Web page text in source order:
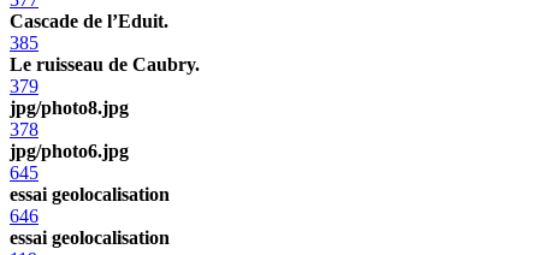
Cascade de l’Eduit.
385
Le ruisseau de Caubry.
379
jpg/photo8.jpg
378
jpg/photo6.jpg
645
essai geolocalisation
646
essai geolocalisation